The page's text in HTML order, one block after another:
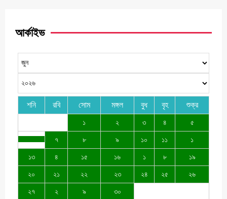
আর্কাইভ
শনি রবি সোম মঙ্গল বুধ বৃহ শুক্র
১ ২ ৩ ৪ ৫
৭ ৮ ৯ ১০ ১১ ১
১৩ ৪ ১৫ ১৬ ১ ৮ ১৯
২০ ২১ ২২ ২৩ ২৪ ২৫ ২৬
২৭ ২ ৯ ৩০